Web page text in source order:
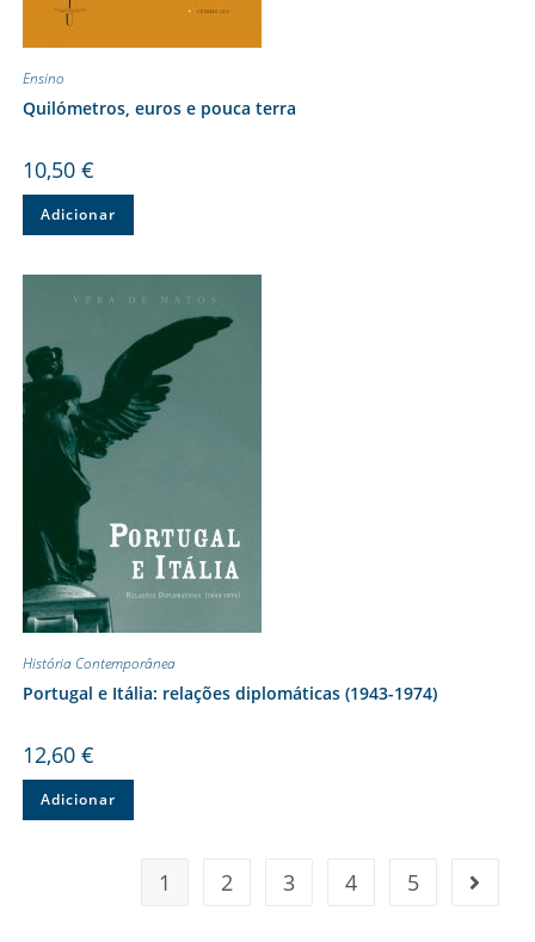
Ensino
Quilómetros, euros e pouca terra
10,50 €
Adicionar
História Contemporânea
Portugal e Itália: relações diplomáticas (1943-1974)
12,60 €
Adicionar
1 2 3 4 5